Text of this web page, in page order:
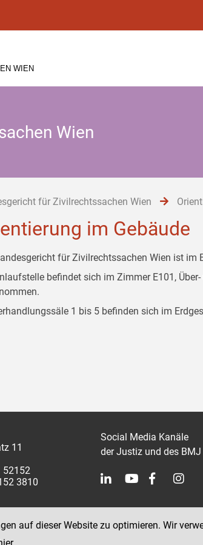
WIEN
Wien
für Zivilrechtssachen Wien
im Gebäude
für Zivilrechtssachen Wien ist
befindet sich im Zimmer E101,
1 bis 5 befinden sich im
11
52152
3810
Social Media Kanäle
der Justiz und des BMJ
auf dieser Website zu optimieren. Wir